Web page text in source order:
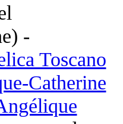
-
Toscano
Catherine